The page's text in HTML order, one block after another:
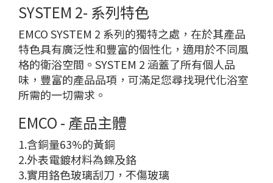
SYSTEM 2- 系列特色
EMCO SYSTEM 2 系列的獨特之處，在於其產品
特色具有廣泛性和豐富的個性化，適用於不同風
格的衛浴空間。SYSTEM 2 涵蓋了所有個人品
味，豐富的產品品項，可滿足您尋找現代化浴室
所需的一切需求。
EMCO - 產品主體
1.含銅量63%的黃銅
2.外表電鍍材料為鎳及鉻
3.實用鉻色玻璃刮刀，不傷玻璃